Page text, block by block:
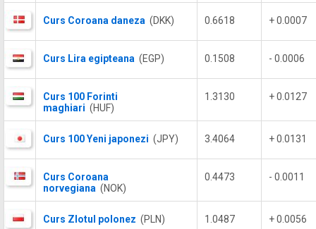
Curs Coroana daneza (DKK) 0.6618 + 0.0007
Curs Lira egipteana (EGP) 0.1508 - 0.0006
Curs 100 Forinti
maghiari (HUF)
1.3130 + 0.0127
Curs 100 Yeni japonezi (JPY) 3.4064 + 0.0131
Curs Coroana
norvegiana (NOK)
0.4473 - 0.0011
Curs Zlotul polonez (PLN) 1.0487 + 0.0056